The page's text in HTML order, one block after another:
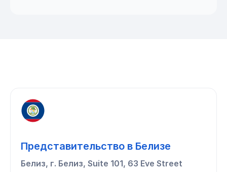
Представительство в Белизе
Белиз, г. Белиз, Suite 101, 63 Eve Street